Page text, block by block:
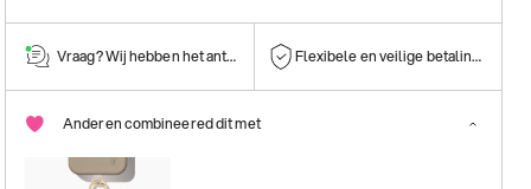
Vraag? Wij hebben het antwoord! Flexibele en veilige betalingen
Anderen combineered dit met